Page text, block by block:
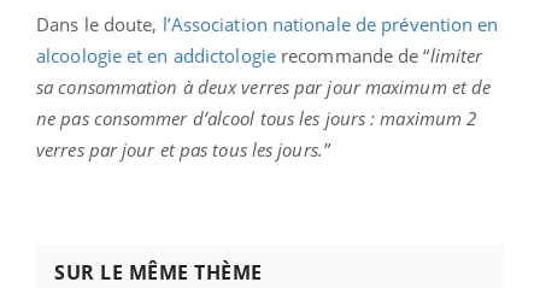
Dans le doute, l’Association nationale de prévention en
alcoologie et en addictologierecommande de “limiter
sa consommation à deux verres par jour maximum et de
ne pas consommer d’alcool tous les jours : maximum 2
verres par jour et pas tous les jours.”
SUR LE MÊME THÈME